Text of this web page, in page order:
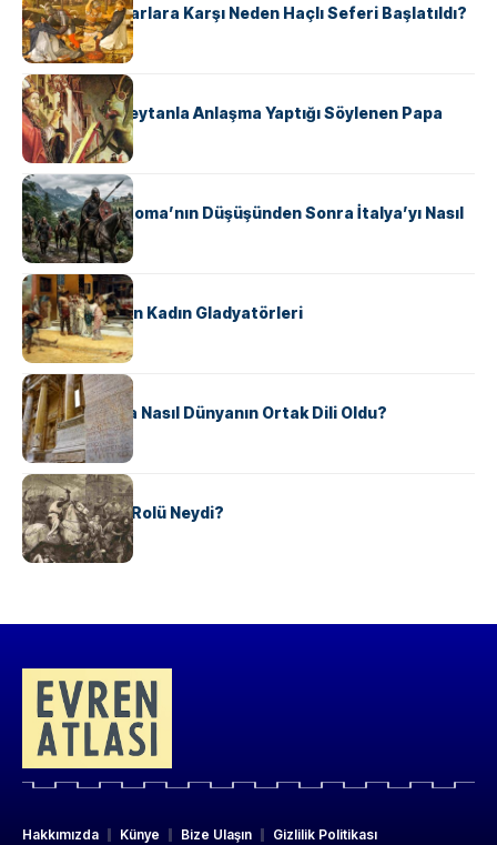
Avrupalı ​​Katharlara Karşı Neden Haçlı Seferi Başlatıldı?
KÜLTÜR
II. Silvester: Şeytanla Anlaşma Yaptığı Söylenen Papa
KÜLTÜR
Ostrogotlar Roma’nın Düşüşünden Sonra İtalya’yı Nasıl
Ele Geçirdi?
KÜLTÜR
Antik Roma’nın Kadın Gladyatörleri
KÜLTÜR
Antik Yunanca Nasıl Dünyanın Ortak Dili Oldu?
KÜLTÜR
Valdensler’in Rolü Neydi?
Hakkımızda Künye Bize Ulaşın Gizlilik Politikası